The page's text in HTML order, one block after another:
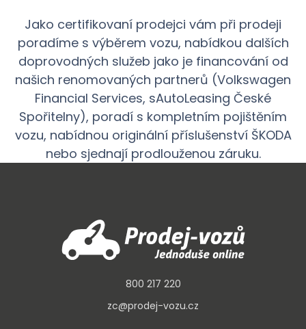
Jako certifikovaní prodejci vám při prodeji
poradíme s výběrem vozu, nabídkou dalších
doprovodných služeb jako je financování od
našich renomovaných partnerů (Volkswagen
Financial Services, sAutoLeasing České
Spořitelny), poradí s kompletním pojištěním
vozu, nabídnou originální příslušenství ŠKODA
nebo sjednají prodlouženou záruku.
800 217 220
zc@prodej-vozu.cz